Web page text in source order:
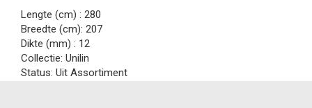
Lengte (cm) : 280
Breedte (cm): 207
Dikte (mm) : 12
Collectie: Unilin
Status: Uit Assortiment